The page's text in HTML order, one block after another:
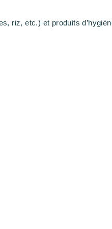
riz, etc.) et produits